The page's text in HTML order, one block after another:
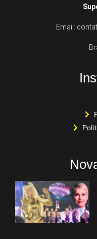
Email: